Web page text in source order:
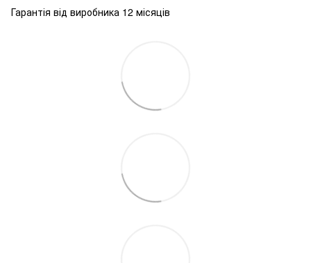
Гарантія від виробника 12 місяців